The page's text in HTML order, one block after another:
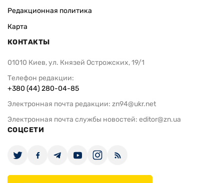
Редакционная политика
Карта
КОНТАКТЫ
01010 Киев, ул. Князей Острожских, 19/1
Телефон редакции:
+380 (44) 280-04-85
Электронная почта редакции: zn94@ukr.net
Электронная почта службы новостей: editor@zn.ua
СОЦСЕТИ